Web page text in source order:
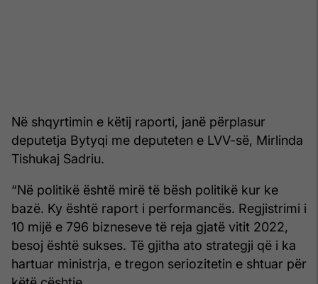
Në shqyrtimin e këtij raporti, janë përplasur
deputetja Bytyqi me deputeten e LVV-së, Mirlinda
Tishukaj Sadriu.
“Në politikë është mirë të bësh politikë kur ke
bazë. Ky është raport i performancës. Regjistrimi i
10 mijë e 796 bizneseve të reja gjatë vitit 2022,
besoj është sukses. Të gjitha ato strategji që i ka
hartuar ministrja, e tregon seriozitetin e shtuar për